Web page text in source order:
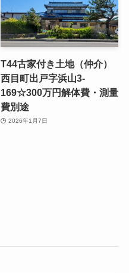
T44古家付き土地（仲介）
西目町出戸字浜山3-
169☆300万円解体費・測量
費別途
2026年1月7日